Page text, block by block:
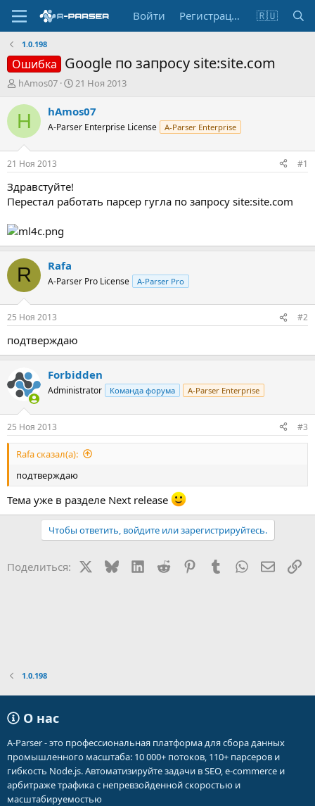
Войти Регистрация 🇷🇺
1.0.198
Ошибка Google по запросу site:site.com
А
т
о
т
е
м
ы
hAmos07
Д
т
н
а
21 Ноя 2013
H hAmos07
A-Parser Enterprise License A-Parser Enterprise
21 Ноя 2013 #1
Здравстуйте!
Перестал работать парсер гугла по запросу site:site.com
R Rafa
A-Parser Pro License A-Parser Pro
25 Ноя 2013 #2
подтверждаю
Forbidden
Administrator Команда форума A-Parser Enterprise
25 Ноя 2013 #3
Rafa сказал(а):
подтверждаю
Тема уже в разделе Next release
Чтобы ответить, войдите или зарегистрируйтесь.
Поделиться: BlueskyLinkedIn
Reddit PinterestTumblr WhatsApp
1.0.198
О нас
A-Parser - это профессиональная платформа для сбора данных
промышленного масштаба: 10 000+ потоков, 110+ парсеров и
гибкость Node.js. Автоматизируйте задачи в SEO, e-commerce и
арбитраже трафика с непревзойденной скоростью и
масштабируемостью